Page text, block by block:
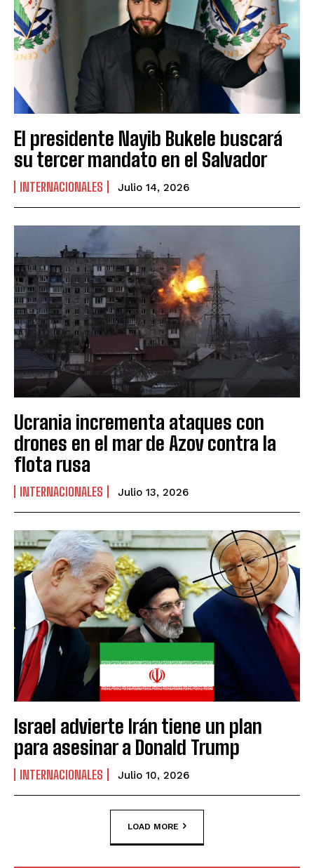
El presidente Nayib Bukele buscará
su tercer mandato en el Salvador
INTERNACIONALES Julio 14, 2026
Ucrania incrementa ataques con
drones en el mar de Azov contra la
flota rusa
INTERNACIONALES Julio 13, 2026
Israel advierte Irán tiene un plan
para asesinar a Donald Trump
INTERNACIONALES Julio 10, 2026
LOAD MORE